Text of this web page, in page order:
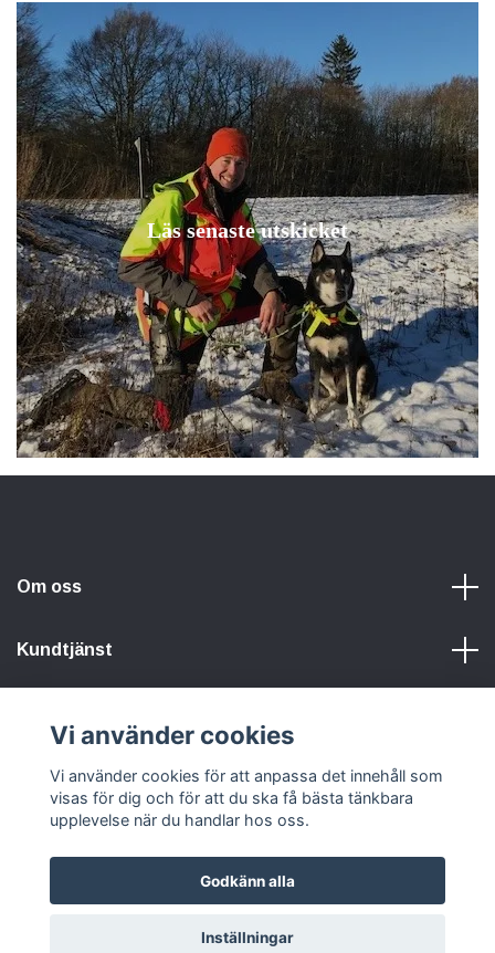
Läs senaste utskicket
Om oss
Kundtjänst
Sociala medier
© 2026 Hunters Of Sweden
Vi använder cookies
Vi använder cookies för att anpassa det innehåll som
visas för dig och för att du ska få bästa tänkbara
upplevelse när du handlar hos oss.
Godkänn alla
Inställningar